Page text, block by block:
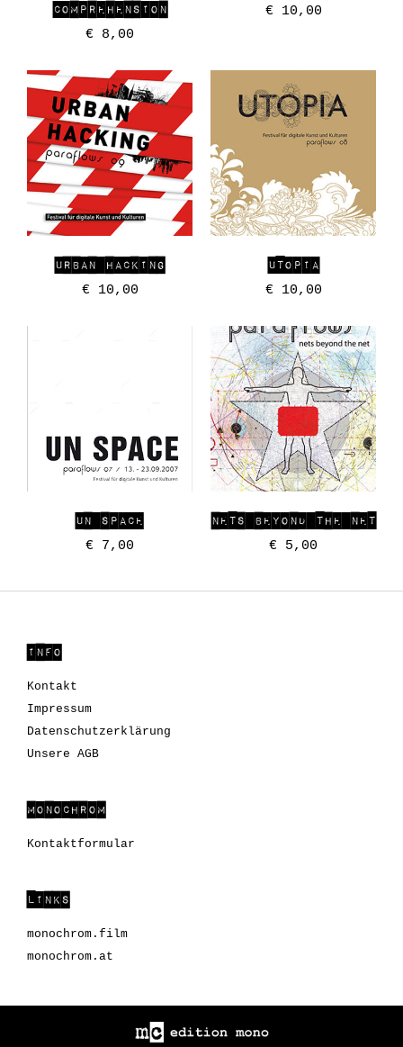
COMPREHENSION
€ 8,00
€ 10,00
URBAN HACKING
€ 10,00
UTOPIA
€ 10,00
UN SPACE
€ 7,00
NETS BEYOND THE NET
€ 5,00
INFO
Kontakt
Impressum
Datenschutzerklärung
Unsere AGB
MONOCHROM
Kontaktformular
LINKS
monochrom.film
monochrom.at